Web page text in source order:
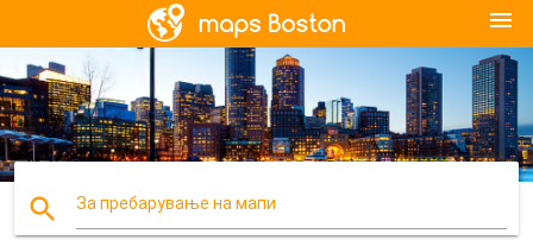
menu
search За пребарување на мапи